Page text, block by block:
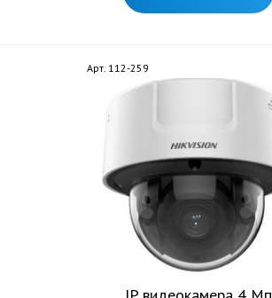
Арт. 112-259